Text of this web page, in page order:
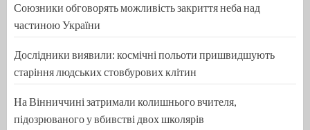
Союзники обговорять можливість закриття неба над
частиною України
Дослідники виявили: космічні польоти пришвидшують
старіння людських стовбурових клітин
На Вінниччині затримали колишнього вчителя,
підозрюваного у вбивстві двох школярів